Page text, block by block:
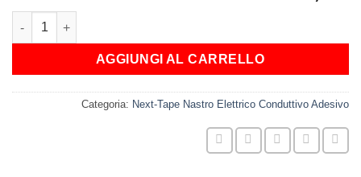
NASTRO PROTETTIVO IN POLICARBONATO ADESIVO quantità
AGGIUNGI AL CARRELLO
Categoria: Next-Tape Nastro Elettrico Conduttivo Adesivo